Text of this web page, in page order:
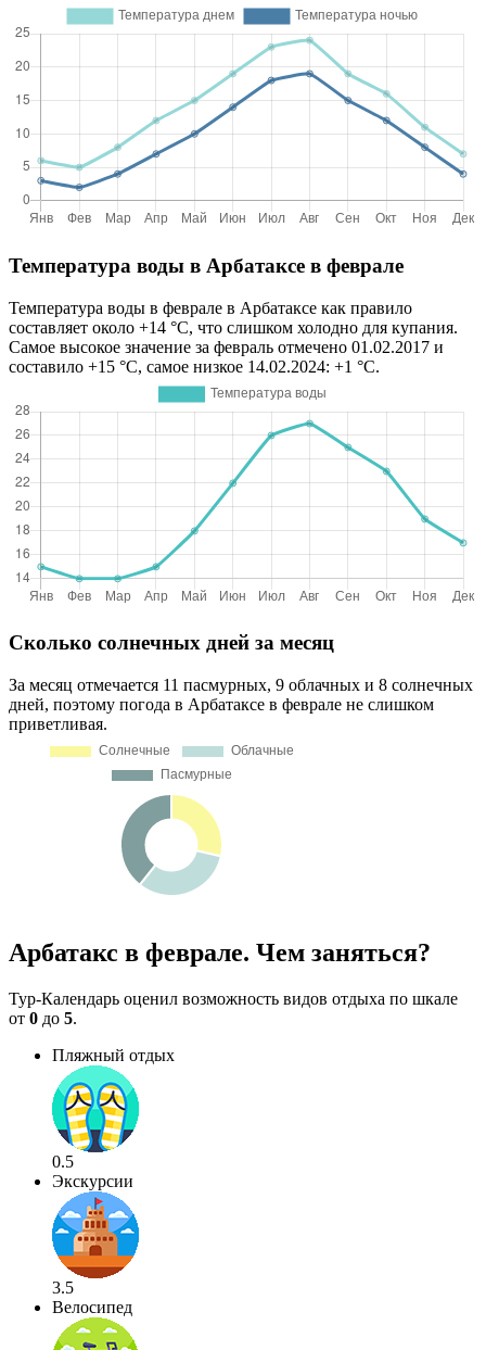
Температура воды в Арбатаксе в феврале
Температура воды в феврале в Арбатаксе как правило
составляет около +14 °C, что слишком холодно для купания.
Самое высокое значение за февраль отмечено 01.02.2017 и
составило +15 °C, самое низкое 14.02.2024: +1 °C.
Сколько солнечных дней за месяц
За месяц отмечается 11 пасмурных, 9 облачных и 8 солнечных
дней, поэтому погода в Арбатаксе в феврале не слишком
приветливая.
Арбатакс в феврале. Чем заняться?
Тур-Календарь оценил возможность видов отдыха по шкале
от 0 до 5.
Пляжный отдых
0.5
Экскурсии
3.5
Велосипед